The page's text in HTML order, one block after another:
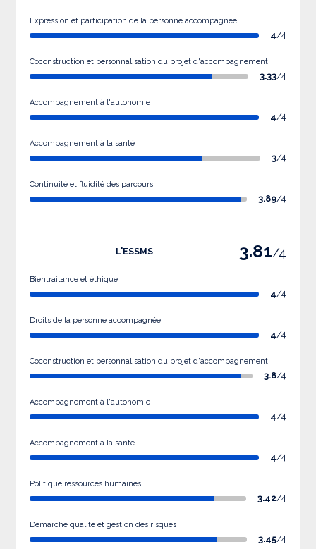
Expression et participation de la personne accompagnée
4/4
Coconstruction et personnalisation du projet d'accompagnement
3.33/4
Accompagnement à l'autonomie
4/4
Accompagnement à la santé
3/4
Continuité et fluidité des parcours
3.89/4
L'ESSMS 3.81/4
Bientraitance et éthique
4/4
Droits de la personne accompagnée
4/4
Coconstruction et personnalisation du projet d'accompagnement
3.8/4
Accompagnement à l'autonomie
4/4
Accompagnement à la santé
4/4
Politique ressources humaines
3.42/4
Démarche qualité et gestion des risques
3.45/4